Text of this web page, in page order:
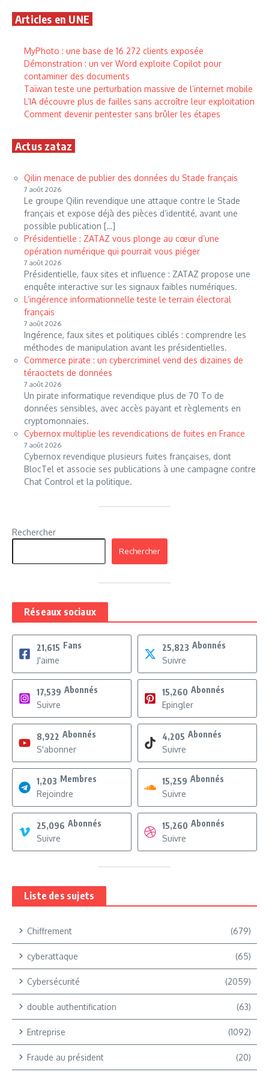
Articles en UNE
MyPhoto : une base de 16 272 clients exposée
Démonstration : un ver Word exploite Copilot pour
contaminer des documents
Taïwan teste une perturbation massive de l’internet mobile
L’IA découvre plus de failles sans accroître leur exploitation
Comment devenir pentester sans brûler les étapes
Actus zataz
Qilin menace de publier des données du Stade français
7 août 2026
Le groupe Qilin revendique une attaque contre le Stade
français et expose déjà des pièces d’identité, avant une
possible publication […]
Présidentielle : ZATAZ vous plonge au cœur d’une
opération numérique qui pourrait vous piéger
7 août 2026
Présidentielle, faux sites et influence : ZATAZ propose une
enquête interactive sur les signaux faibles numériques.
L’ingérence informationnelle teste le terrain électoral
français
7 août 2026
Ingérence, faux sites et politiques ciblés : comprendre les
méthodes de manipulation avant les présidentielles.
Commerce pirate : un cybercriminel vend des dizaines de
téraoctets de données
7 août 2026
Un pirate informatique revendique plus de 70 To de
données sensibles, avec accès payant et règlements en
cryptomonnaies.
Cybernox multiplie les revendications de fuites en France
7 août 2026
Cybernox revendique plusieurs fuites françaises, dont
BlocTel et associe ses publications à une campagne contre
Chat Control et la politique.
Rechercher
Rechercher
Réseaux sociaux
21,615 Fans
J'aime
25,823 Abonnés
Suivre
17,539 Abonnés
Suivre
15,260 Abonnés
Epingler
8,922 Abonnés
S'abonner
4,205 Abonnés
Suivre
1,203 Membres
Rejoindre
15,259 Abonnés
Suivre
25,096 Abonnés
Suivre
15,260 Abonnés
Suivre
Liste des sujets
Chiffrement (679)
cyberattaque (65)
Cybersécurité (2059)
double authentification (63)
Entreprise (1092)
Fraude au président (20)